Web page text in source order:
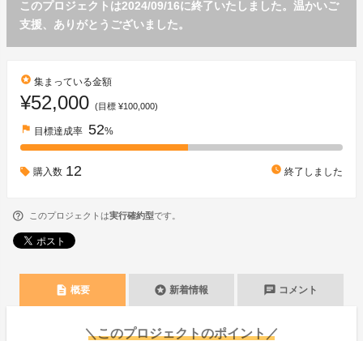
このプロジェクトは2024/09/16に終了いたしました。温かいご
支援、ありがとうございました。
stars 集まっている金額
¥52,000 (目標 ¥100,000)
flag 目標達成率 52%
購入数 12 watch_later 終了しました
このプロジェクトは実行確約型です。
description 概要 stars 新着情報 chat コメント
＼このプロジェクトのポイント／